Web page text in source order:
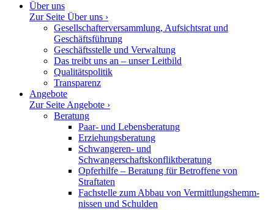
Über uns
Zur Seite Über uns ›
Gesell­schaf­ter­ver­sammlung, Aufsichtsrat und
Geschäftsführung
Geschäfts­stelle und Verwaltung
Das treibt uns an – unser Leitbild
Quali­täts­po­litik
Trans­parenz
Angebote
Zur Seite Angebote ›
Beratung
Paar- und Lebensberatung
Erzie­hungs­be­ratung
Schwan­geren- und
Schwangerschaftskonfliktberatung
Opfer­hilfe – Beratung für Betroffene von
Straftaten
Fachstelle zum Abbau von Vermitt­lungs­hemm­
nissen und Schulden